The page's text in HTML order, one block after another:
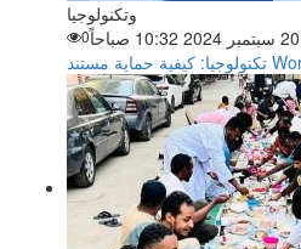
وتكنولوجيا
0